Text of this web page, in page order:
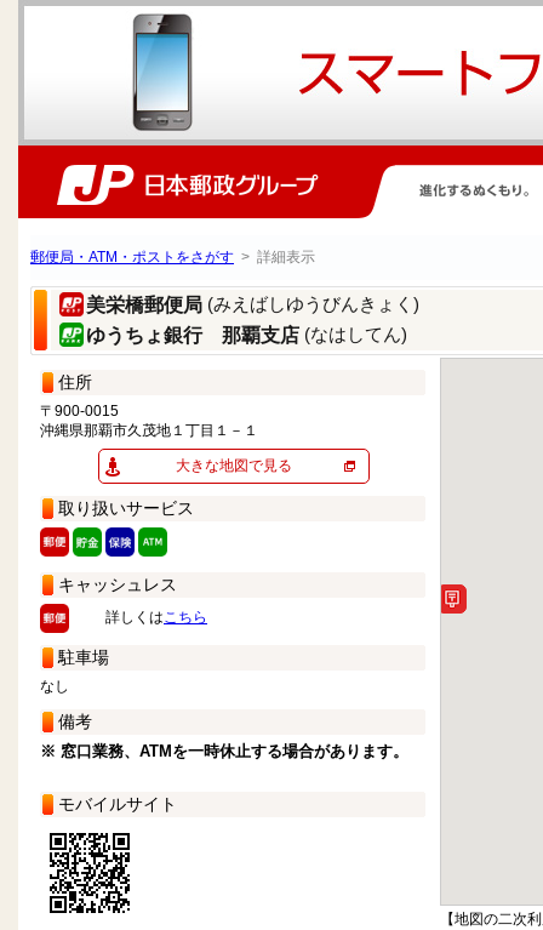
郵便局・ATM・ポストをさがす > 詳細表示
美栄橋郵便局 (みえばしゆうびんきょく)
ゆうちょ銀行 那覇支店 (なはしてん)
住所
〒900-0015
沖縄県那覇市久茂地１丁目１－１
大きな地図で見る
取り扱いサービス
キャッシュレス
詳しくはこちら
駐車場
なし
備考
※ 窓口業務、ATMを一時休止する場合があります。
モバイルサイト
【地図の二次